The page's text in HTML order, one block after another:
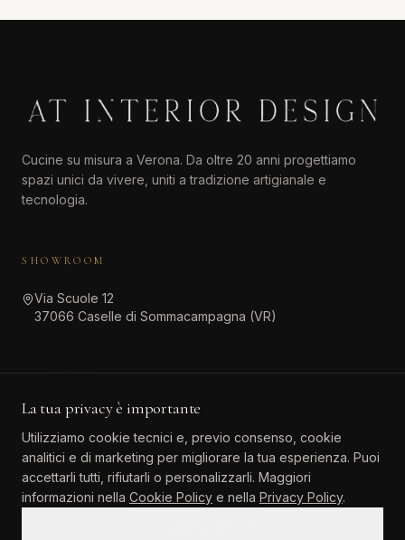
Cucine su misura a Verona. Da oltre 20 anni progettiamo
spazi unici da vivere, uniti a tradizione artigianale e
tecnologia.
SHOWROOM
Via Scuole 12
37066 Caselle di Sommacampagna (VR)
045 511 6381
info@atinteriordesign.it
tarallo.agostino@pec.it
La tua privacy è importante
Utilizziamo cookie tecnici e, previo consenso, cookie
analitici e di marketing per migliorare la tua esperienza. Puoi
accettarli tutti, rifiutarli o personalizzarli. Maggiori
informazioni nella Cookie Policy e nella Privacy Policy.